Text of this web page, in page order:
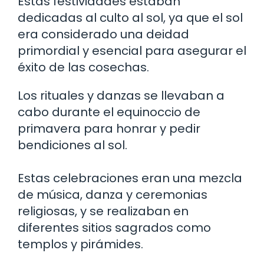
dedicadas al culto al sol, ya que el sol
era considerado una deidad
primordial y esencial para asegurar el
éxito de las cosechas.
Los rituales y danzas se llevaban a
cabo durante el equinoccio de
primavera para honrar y pedir
bendiciones al sol.
Estas celebraciones eran una mezcla
de música, danza y ceremonias
religiosas, y se realizaban en
diferentes sitios sagrados como
templos y pirámides.